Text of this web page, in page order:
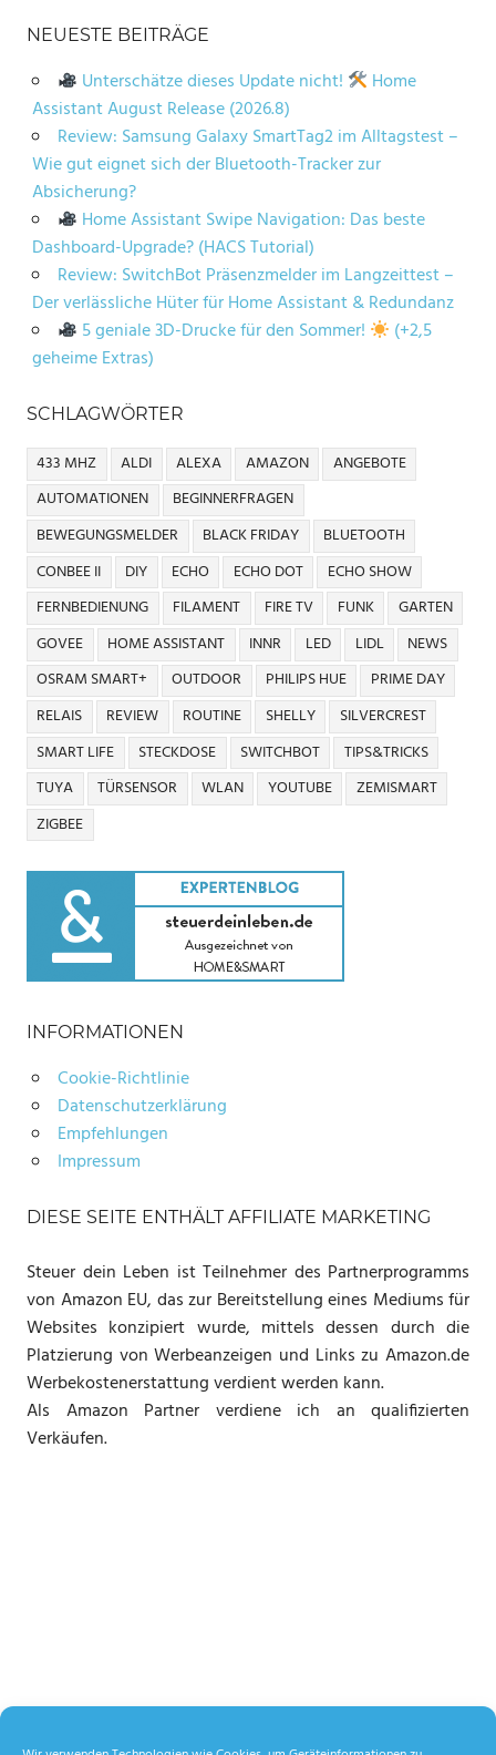
NEUESTE BEITRÄGE
Unterschätze dieses Update nicht!
Home
Assistant August Release (2026.8)
Review: Samsung Galaxy SmartTag2 im Alltagstest –
Wie gut eignet sich der Bluetooth-Tracker zur
Absicherung?
Home Assistant Swipe Navigation: Das beste
Dashboard-Upgrade? (HACS Tutorial)
Review: SwitchBot Präsenzmelder im Langzeittest –
Der verlässliche Hüter für Home Assistant & Redundanz
5 geniale 3D-Drucke für den Sommer!
(+2,5
geheime Extras)
SCHLAGWÖRTER
433 MHZ ALDI ALEXA AMAZON
ANGEBOTE
AUTOMATIONEN
BEGINNERFRAGEN
BEWEGUNGSMELDER
BLACK FRIDAY
BLUETOOTH
CONBEE II
DIY ECHO ECHO DOT
ECHO SHOW
FERNBEDIENUNG
FILAMENT FIRE TV FUNK
GARTEN
GOVEE
HOME ASSISTANT INNR LED LIDL
NEWS
OSRAM SMART+
OUTDOOR PHILIPS HUE
PRIME DAY
RELAIS
REVIEW ROUTINE SHELLY
SILVERCREST
SMART LIFE
STECKDOSE SWITCHBOT
TIPS&TRICKS
TUYA
TÜRSENSOR WLAN YOUTUBE
ZEMISMART
ZIGBEE
INFORMATIONEN
Cookie-Richtlinie
Datenschutzerklärung
Empfehlungen
Impressum
DIESE SEITE ENTHÄLT AFFILIATE MARKETING
Steuer dein Leben ist Teilnehmer des Partnerprogramms
von Amazon EU, das zur Bereitstellung eines Mediums für
Websites konzipiert wurde, mittels dessen durch die
Platzierung von Werbeanzeigen und Links zu Amazon.de
Werbekostenerstattung verdient werden kann.
Als Amazon Partner verdiene ich an qualifizierten
Verkäufen.